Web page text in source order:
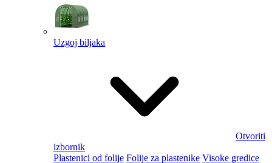
Uzgoj biljaka
Otvoriti
izbornik
Plastenici od folije Folije za plastenike Visoke gredice